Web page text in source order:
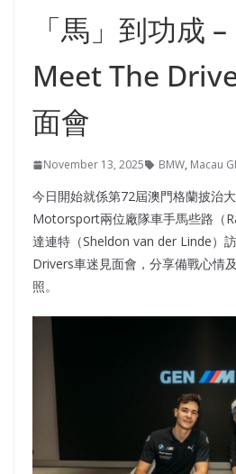
「馬」到功成
Meet The
面會
November 13, 2025 BMW, Macau
今日開始就係第72屆澳門格蘭披治
Motorsport兩位廠隊車手馬些路（
達連特（Sheldon van der Linde）
Drivers車迷見面會，分享備戰心情
照。